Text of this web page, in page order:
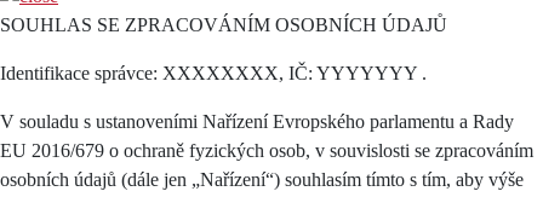
SOUHLAS SE ZPRACOVÁNÍM OSOBNÍCH ÚDAJŮ
Identifikace správce: XXXXXXXX, IČ: YYYYYYY .
V souladu s ustanoveními Nařízení Evropského parlamentu a Rady
EU 2016/679 o ochraně fyzických osob, v souvislosti se zpracováním
osobních údajů (dále jen „Nařízení“) souhlasím tímto s tím, aby výše